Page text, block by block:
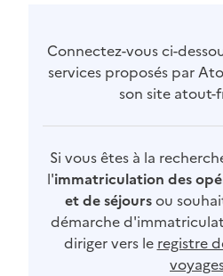
Connectez-vous ci-
services proposés par
son site atout-
Si vous êtes à la
l'immatriculation des
et de séjoursou
démarche
diriger vers le registre